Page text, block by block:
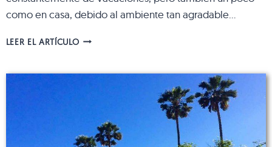
como en casa, debido al ambiente tan agradable…
LEER EL ARTÍCULOBARCELONA:
QUE
VISITAR